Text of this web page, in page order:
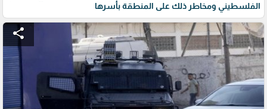
الفلسطيني ومخاطر ذلك على المنطقة بأسرها
share